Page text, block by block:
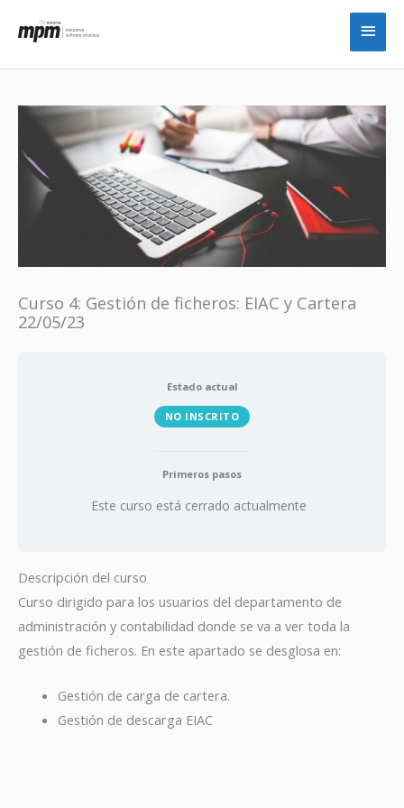
Curso 4: Gestión de ficheros: EIAC y Cartera
22/05/23
Estado actual
NO INSCRITO
Primeros pasos
Este curso está cerrado actualmente
Descripción del curso
Curso dirigido para los usuarios del departamento de
administración y contabilidad donde se va a ver toda la
gestión de ficheros. En este apartado se desglosa en:
Gestión de carga de cartera.
Gestión de descarga EIAC